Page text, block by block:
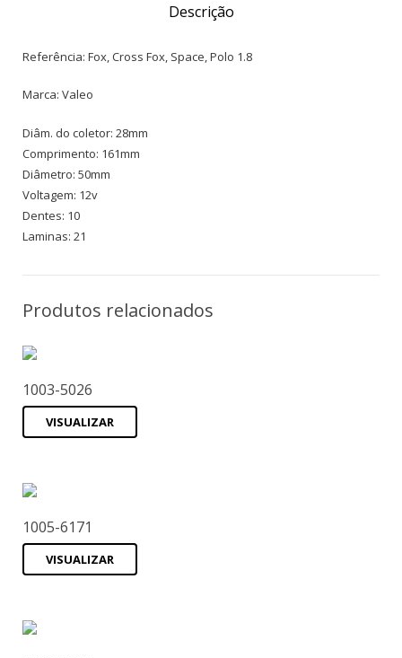
Descrição
Referência: Fox, Cross Fox, Space, Polo 1.8
Marca: Valeo
Diâm. do coletor: 28mm
Comprimento: 161mm
Diâmetro: 50mm
Voltagem: 12v
Dentes: 10
Laminas: 21
Produtos relacionados
1003-5026
VISUALIZAR
1005-6171
VISUALIZAR